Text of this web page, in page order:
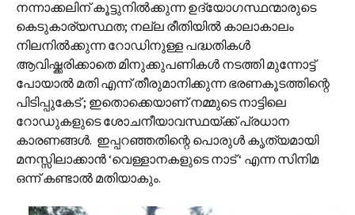
നന്നാക്കലിന് കൂട്ടുനിൽക്കുന്ന ഉദ്യോഗസ്ഥന്മാരുടെ
കെടുകാര്യസ്ഥത; നല്ല രീതിയിൽ കാലാകാലം
നിലനിൽക്കുന്ന റോഡിനുള്ള പദ്ധതികൾ
ആവിഷ്ക്കരിക്കാതെ മിനുക്കുപണികൾ നടത്തി മുന്നോട്ട്
പോയാൽ മതി എന്ന് തീരുമാനിക്കുന്ന ഭരണകൂടത്തിന്റെ
പിടിപ്പുകേട് ; ഇതൊക്കെയാണ് നമ്മുടെ നാട്ടിലെ
റോഡുകളുടെ ശോചനീയാവസ്ഥയ്ക്ക് പ്രധാന
കാരണങ്ങൾ. ഇപ്പറഞ്ഞതിന്റെ പൊരുൾ കൃത്യമായി
മനസ്സിലാക്കാൻ ‘വെള്ളാനകളുടെ നാട് ‘ എന്ന സിനിമ
ഒന്ന് കണ്ടാൽ മതിയാകും.